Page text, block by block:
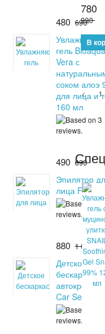
480 690
гель
Vera с
соком алоэ
для лица и
160 мл
490 690
Эпилятор
лица Flawless
880 1 080
Детское
автокресло
Car Seat
780
990
< 1